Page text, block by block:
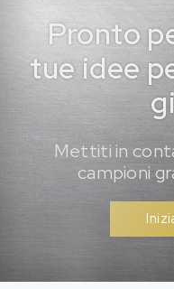
Pronto
tue idee
Mettiti in
campioni